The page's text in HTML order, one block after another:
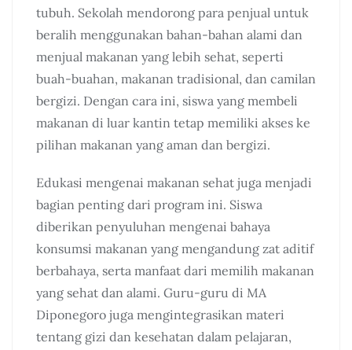
tubuh. Sekolah mendorong para penjual untuk
beralih menggunakan bahan-bahan alami dan
menjual makanan yang lebih sehat, seperti
buah-buahan, makanan tradisional, dan camilan
bergizi. Dengan cara ini, siswa yang membeli
makanan di luar kantin tetap memiliki akses ke
pilihan makanan yang aman dan bergizi.
Edukasi mengenai makanan sehat juga menjadi
bagian penting dari program ini. Siswa
diberikan penyuluhan mengenai bahaya
konsumsi makanan yang mengandung zat aditif
berbahaya, serta manfaat dari memilih makanan
yang sehat dan alami. Guru-guru di MA
Diponegoro juga mengintegrasikan materi
tentang gizi dan kesehatan dalam pelajaran,